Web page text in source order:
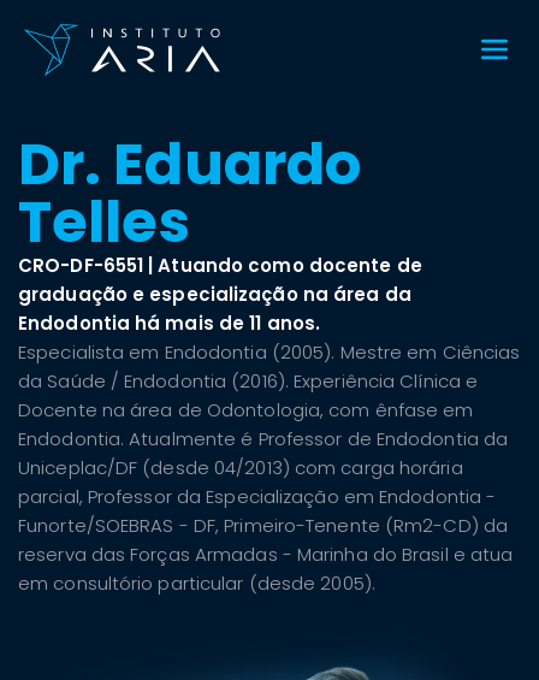
Dr. Eduardo
Telles
CRO-DF-6551 | Atuando como docente de
graduação e especialização na área da
Endodontia há mais de 11 anos.
Especialista em Endodontia (2005). Mestre em Ciências
da Saúde / Endodontia (2016). Experiência Clínica e
Docente na área de Odontologia, com ênfase em
Endodontia. Atualmente é Professor de Endodontia da
Uniceplac/DF (desde 04/2013) com carga horária
parcial, Professor da Especialização em Endodontia -
Funorte/SOEBRAS - DF, Primeiro-Tenente (Rm2-CD) da
reserva das Forças Armadas - Marinha do Brasil e atua
em consultório particular (desde 2005).